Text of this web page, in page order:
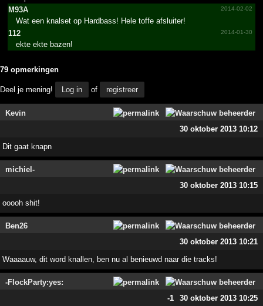
M93A
2014-02-02
Wat een knalset op Hardbass! Hele toffe afsluiter!
112
2014-01-30
ekte ekte bazen!
79 opmerkingen
Deel je mening! Log in of registreer
Kevin
30 oktober 2013 10:12
Dit gaat knapn
michiel-
30 oktober 2013 10:15
ooooh shit!
Ben26
30 oktober 2013 10:21
Waaaauw, dit word knallen, ben nu al benieuwd naar die tracks!
-FlockParty:yes:
-1
30 oktober 2013 10:25